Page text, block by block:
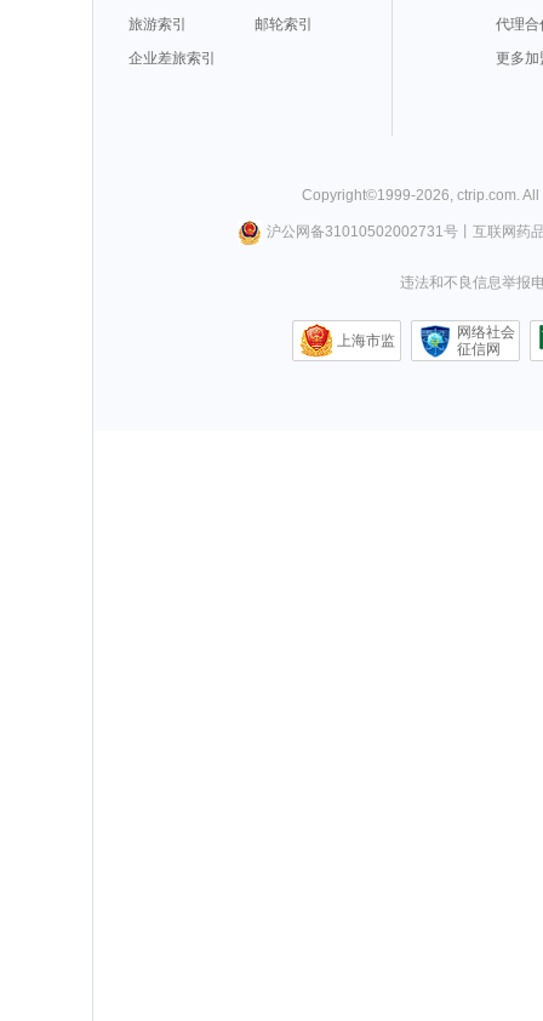
旅游索引
邮轮索引
企业差旅索引
代理合
更多加
Copyright©1999-2026 ctrip.com .
沪公网备31010502002731号丨 互联网药
违法和不良信息举报
上海市监
网络社会
征信网